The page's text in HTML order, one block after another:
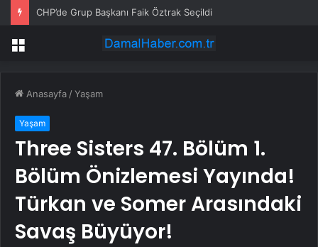
CHP’de Grup Başkanı Faik Öztrak Seçildi
Menü
Anasayfa /Yaşam
Yaşam
Three Sisters 47. Bölüm 1.
Bölüm Önizlemesi Yayında!
Türkan ve Somer Arasındaki
Savaş Büyüyor!